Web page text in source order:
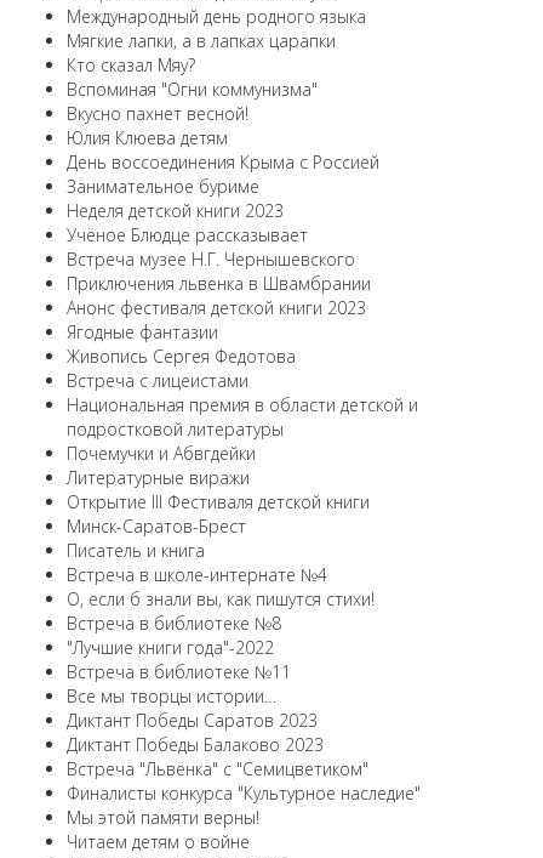
Международный день родного языка
Мягкие лапки, а в лапках царапки
Кто сказал Мяу?
Вспоминая "Огни коммунизма"
Вкусно пахнет весной!
Юлия Клюева детям
День воссоединения Крыма с Россией
Занимательное буриме
Неделя детской книги 2023
Учёное Блюдце рассказывает
Встреча музее Н.Г. Чернышевского
Приключения львенка в Швамбрании
Анонс фестиваля детской книги 2023
Ягодные фантазии
Живопись Сергея Федотова
Встреча с лицеистами
Национальная премия в области детской и
подростковой литературы
Почемучки и Абвгдейки
Литературные виражи
Открытие III Фестиваля детской книги
Минск-Саратов-Брест
Писатель и книга
Встреча в школе-интернате №4
О, если б знали вы, как пишутся стихи!
Встреча в библиотеке №8
"Лучшие книги года"-2022
Встреча в библиотеке №11
Все мы творцы истории…
Диктант Победы Саратов 2023
Диктант Победы Балаково 2023
Встреча "Львёнка" с "Семицветиком"
Финалисты конкурса "Культурное наследие"
Мы этой памяти верны!
Читаем детям о войне